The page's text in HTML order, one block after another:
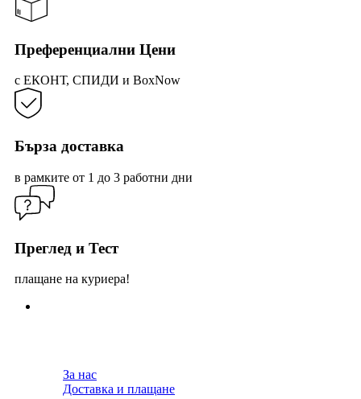
Преференциални Цени
с ЕКОНТ, СПИДИ и BoxNow
Бърза доставка
в рамките от 1 до 3 работни дни
Преглед и Тест
плащане на куриера!
За нас
Доставка и плащане